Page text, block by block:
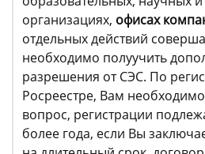
организациях, офисах
отдельных действий
необходимо полуучить
разрешения от СЭС. По
Росреестре, Вам
вопрос, регистрации
более года, если Вы